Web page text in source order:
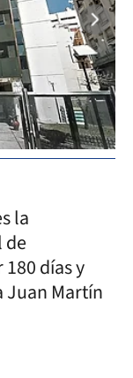
la
de
días y
Juan Martín